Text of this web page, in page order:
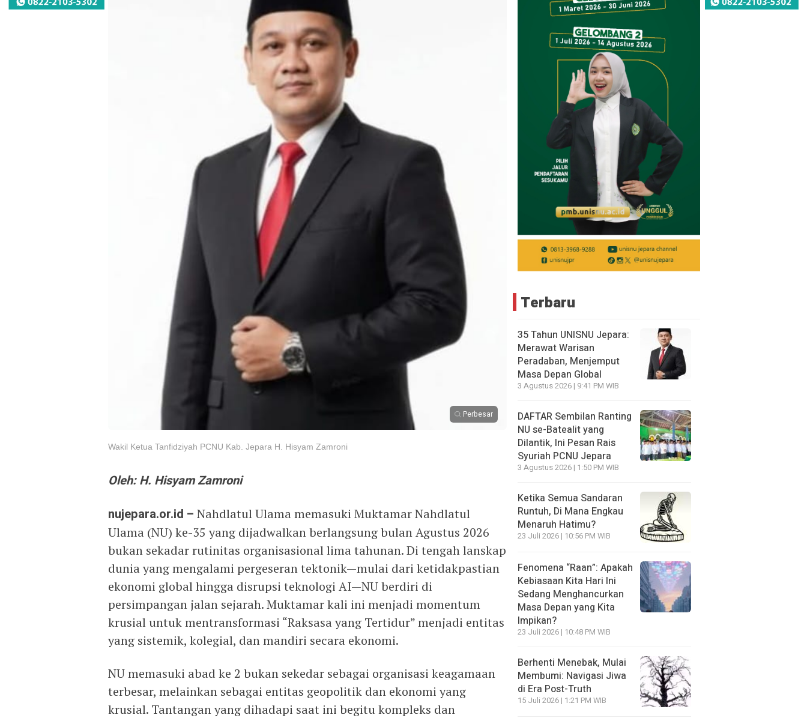
Perbesar
Wakil Ketua Tanfidziyah PCNU Kab. Jepara H. Hisyam Zamroni
Oleh: H. Hisyam Zamroni
nujepara.or.id – Nahdlatul Ulama memasuki Muktamar Nahdlatul
Ulama (NU) ke-35 yang dijadwalkan berlangsung bulan Agustus 2026
bukan sekadar rutinitas organisasional lima tahunan. Di tengah lanskap
dunia yang mengalami pergeseran tektonik—mulai dari ketidakpastian
ekonomi global hingga disrupsi teknologi AI—NU berdiri di
persimpangan jalan sejarah. Muktamar kali ini menjadi momentum
krusial untuk mentransformasi “Raksasa yang Tertidur” menjadi entitas
yang sistemik, kolegial, dan mandiri secara ekonomi.
NU memasuki abad ke 2 bukan sekedar sebagai organisasi keagamaan
terbesar, melainkan sebagai entitas geopolitik dan ekonomi yang
krusial. Tantangan yang dihadapi saat ini begitu kompleks dan
Terbaru
35 Tahun UNISNU Jepara:
Merawat Warisan
Peradaban, Menjemput
Masa Depan Global
3 Agustus 2026 | 9:41 PM WIB
DAFTAR Sembilan Ranting
NU se-Batealit yang
Dilantik, Ini Pesan Rais
Syuriah PCNU Jepara
3 Agustus 2026 | 1:50 PM WIB
Ketika Semua Sandaran
Runtuh, Di Mana Engkau
Menaruh Hatimu?
23 Juli 2026 | 10:56 PM WIB
Fenomena “Raan”: Apakah
Kebiasaan Kita Hari Ini
Sedang Menghancurkan
Masa Depan yang Kita
Impikan?
23 Juli 2026 | 10:48 PM WIB
Berhenti Menebak, Mulai
Membumi: Navigasi Jiwa
di Era Post-Truth
15 Juli 2026 | 1:21 PM WIB